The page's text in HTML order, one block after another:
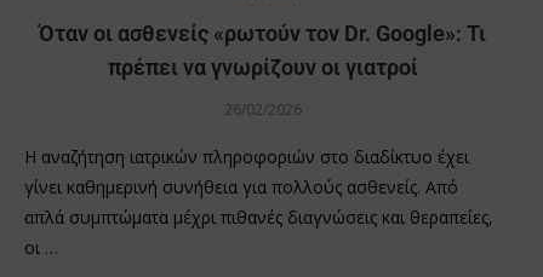
Όταν οι ασθενείς «ρωτούν τον Dr. Google»: Τι
πρέπει να γνωρίζουν οι γιατροί
26/02/2026
Η αναζήτηση ιατρικών πληροφοριών στο διαδίκτυο έχει
γίνει καθημερινή συνήθεια για πολλούς ασθενείς. Από
απλά συμπτώματα μέχρι πιθανές διαγνώσεις και θεραπείες,
οι …